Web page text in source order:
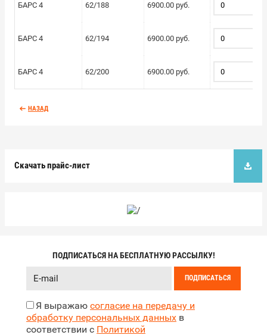
Скачать прайс-лист
БАРС 4 62/188 6900.00 руб.
БАРС 4 62/194 6900.00 руб.
БАРС 4 62/200 6900.00 руб.
НАЗАД
ПОДПИСАТЬСЯ НА БЕСПЛАТНУЮ РАССЫЛКУ!
Я выражаю согласие на передачу и
обработку персональных данных в
соответствии с Политикой
ПОДПИСАТЬСЯ